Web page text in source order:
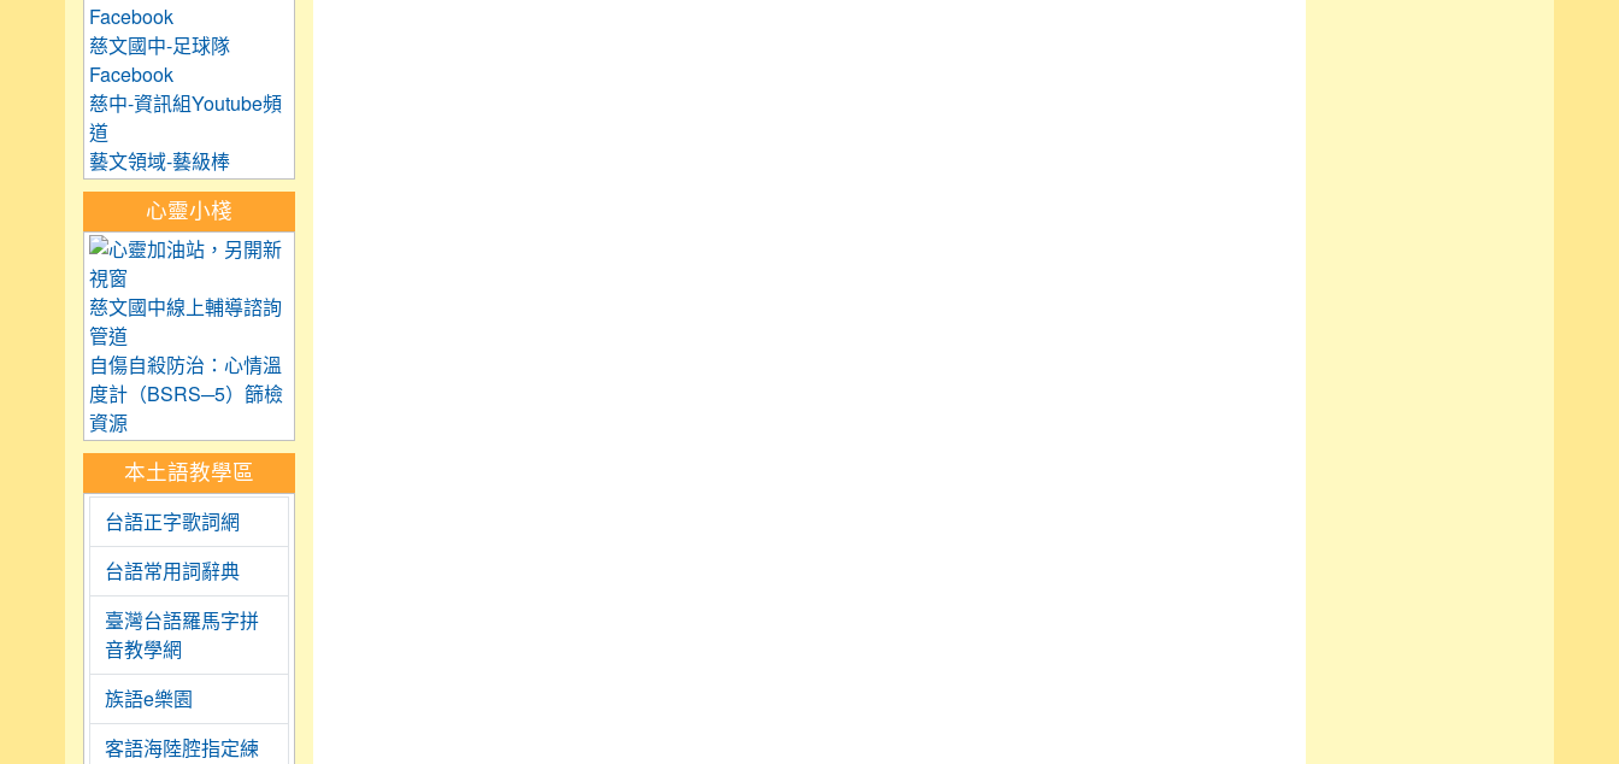
Facebook
慈文國中-足球隊
Facebook
慈中-資訊組Youtube頻
道
藝文領域-藝級棒
心靈小棧
慈文國中線上輔導諮詢
管道
自傷自殺防治：心情溫
度計（BSRS─5）篩檢
資源
本土語教學區
台語正字歌詞網
台語常用詞辭典
臺灣台語羅馬字拼
音教學網
族語e樂園
客語海陸腔指定練